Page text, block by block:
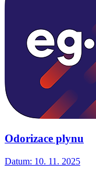
Odorizace plynu
Datum: 10. 11. 2025